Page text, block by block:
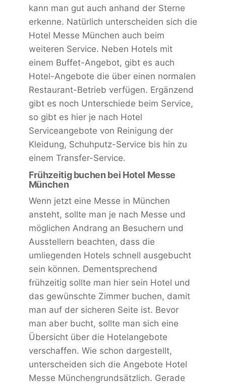
kann man gut auch anhand der Sterne
erkenne. Natürlich unterscheiden sich die
Hotel Messe München auch beim
weiteren Service. Neben Hotels mit
einem Buffet-Angebot, gibt es auch
Hotel-Angebote die über einen normalen
Restaurant-Betrieb verfügen. Ergänzend
gibt es noch Unterschiede beim Service,
so gibt es hier je nach Hotel
Serviceangebote von Reinigung der
Kleidung, Schuhputz-Service bis hin zu
einem Transfer-Service.
Frühzeitig buchen bei Hotel Messe
München
Wenn jetzt eine Messe in München
ansteht, sollte man je nach Messe und
möglichen Andrang an Besuchern und
Ausstellern beachten, dass die
umliegenden Hotels schnell ausgebucht
sein können. Dementsprechend
frühzeitig sollte man hier sein Hotel und
das gewünschte Zimmer buchen, damit
man auf der sicheren Seite ist. Bevor
man aber bucht, sollte man sich eine
Übersicht über die Hotelangebote
verschaffen. Wie schon dargestellt,
unterscheiden sich die Angebote Hotel
Messe Münchengrundsätzlich. Gerade